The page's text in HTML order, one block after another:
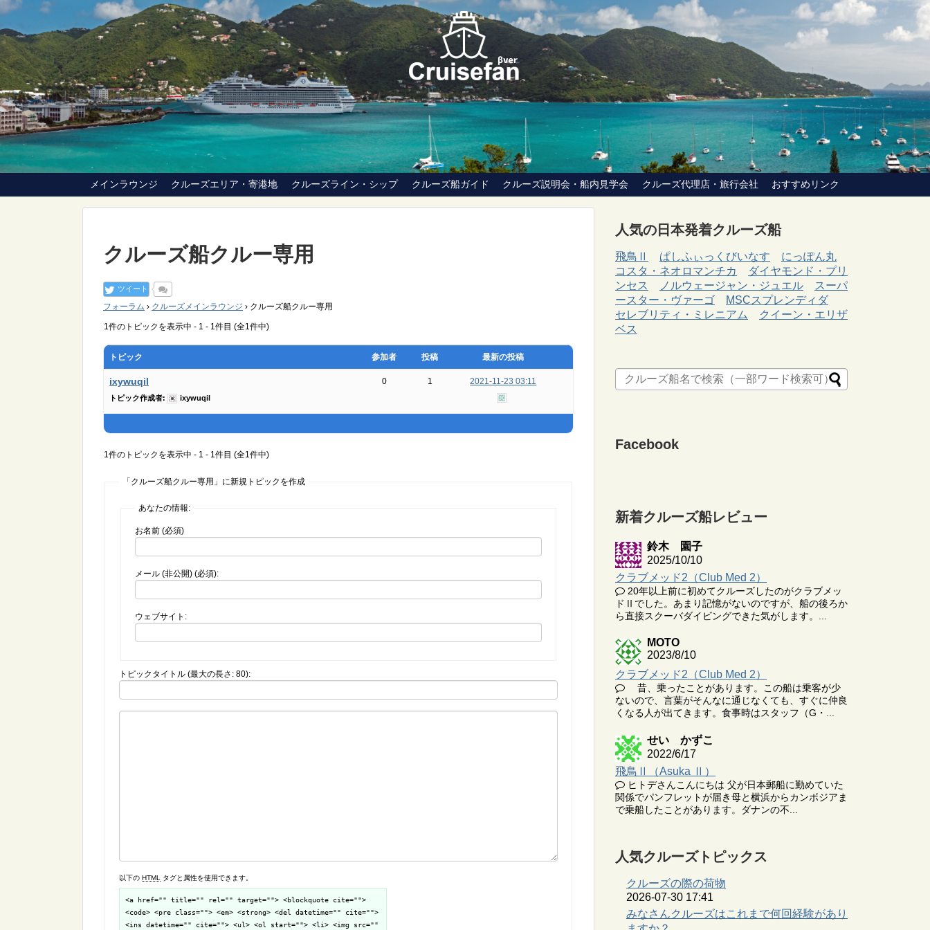
メインラウンジ クルーズエリア・寄港地 クルーズライン・シップ クルーズ船ガイド クルーズ説明会・船内見学会 クルーズ代理店・旅行会社 おすすめリンク
クルーズ船クルー専用
ツイート
フォーラム › クルーズメインラウンジ › クルーズ船クルー専用
1件のトピックを表示中 - 1 - 1件目 (全1件中)
トピック 参加者 投稿 最新の投稿
ixywuqil
トピック作成者: ixywuqil
0 1 2021-11-23 03:11
1件のトピックを表示中 - 1 - 1件目 (全1件中)
「クルーズ船クルー専用」に新規トピックを作成
あなたの情報:
お名前 (必須)
メール (非公開) (必須):
ウェブサイト:
トピックタイトル (最大の長さ: 80):
以下の HTML タグと属性を使用できます。
<a href="" title="" rel="" target=""> <blockquote cite="">
<code> <pre class=""> <em> <strong> <del datetime="" cite="">
<ins datetime="" cite=""> <ul> <ol start=""> <li> <img src=""
人気の日本発着クルーズ船
飛鳥Ⅱ ぱしふぃっくびいなす
にっぽん丸
コスタ・ネオロマンチカ
ダイヤモンド・プリ
ンセス
ノルウェージャン・ジュエル
スーパ
ースター・ヴァーゴ
MSCスプレンディダ
セレブリティ・ミレニアム
クイーン・エリザ
ベス
Facebook
新着クルーズ船レビュー
鈴木 園子
2025/10/10
クラブメッド2（Club Med 2）
20年以上前に初めてクルーズしたのがクラブメッ
ドⅡでした。あまり記憶がないのですが、船の後ろか
ら直接スクーバダイビングできた気がします。...
MOTO
2023/8/10
クラブメッド2（Club Med 2）
昔、乗ったことがあります。この船は乗客が少
ないので、言葉がそんなに通じなくても、すぐに仲良
くなる人が出てきます。食事時はスタッフ（G・...
せい かずこ
2022/6/17
飛鳥Ⅱ（Asuka Ⅱ）
ヒトデさんこんにちは 父が日本郵船に勤めていた
関係でパンフレットが届き母と横浜からカンボジアま
で乗船したことがあります。ダナンの不...
人気クルーズトピックス
クルーズの際の荷物
2026-07-30 17:41
みなさんクルーズはこれまで何回経験があり